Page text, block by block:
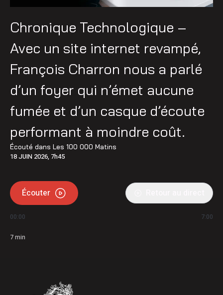
Chronique Technologique –
Avec un site internet revampé,
François Charron nous a parlé
d’un foyer qui n’émet aucune
fumée et d’un casque d’écoute
performant à moindre coût.
Écouté dans Les 100 000 Matins
18 JUIN 2026, 7h45
Écouter
00:00 7:00
7min